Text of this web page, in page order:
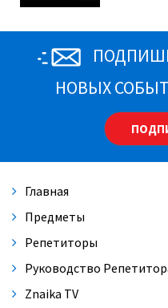
09:04
09:27
дробей.
НОВЫХ
Главная
Предметы
Репетиторы
Руководство
Znaika TV